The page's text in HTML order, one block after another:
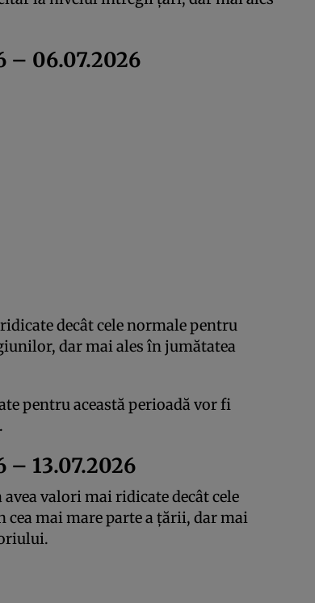
– 06.07.2026
decât cele normale pentru
dar mai ales în jumătatea
pentru această perioadă vor fi
– 13.07.2026
avea valori mai ridicate decât cele
mai mare parte a țării, dar mai